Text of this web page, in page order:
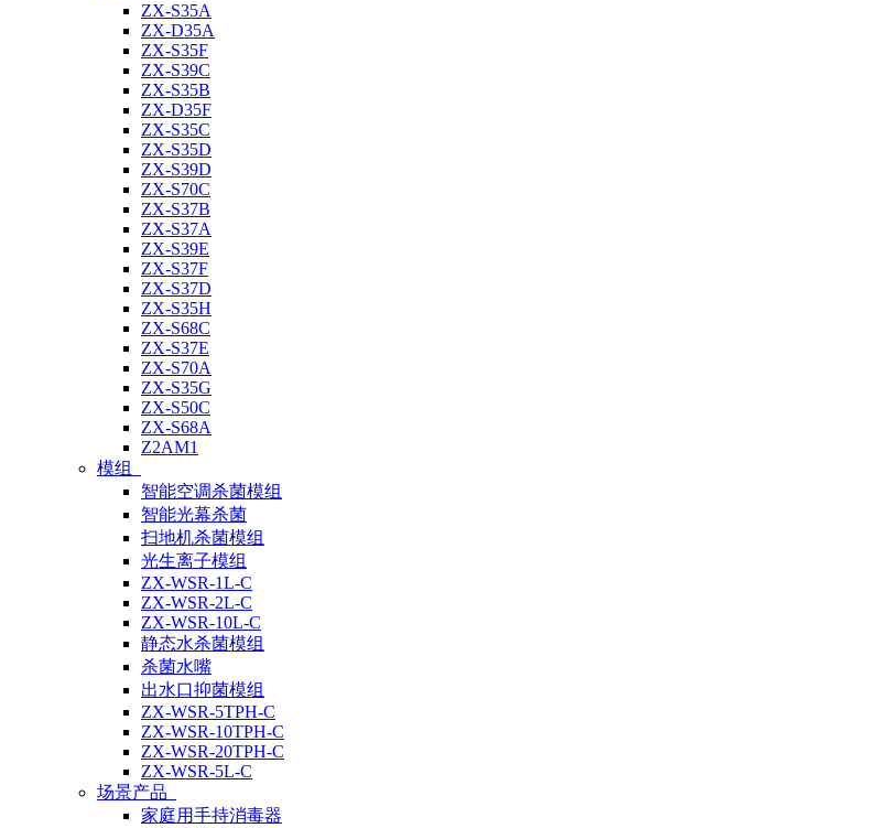
ZX-S35A
ZX-D35A
ZX-S35F
ZX-S39C
ZX-S35B
ZX-D35F
ZX-S35C
ZX-S35D
ZX-S39D
ZX-S70C
ZX-S37B
ZX-S37A
ZX-S39E
ZX-S37F
ZX-S37D
ZX-S35H
ZX-S68C
ZX-S37E
ZX-S70A
ZX-S35G
ZX-S50C
ZX-S68A
Z2AM1
模组
智能空调杀菌模组
智能光幕杀菌
扫地机杀菌模组
光生离子模组
ZX-WSR-1L-C
ZX-WSR-2L-C
ZX-WSR-10L-C
静态水杀菌模组
杀菌水嘴
出水口抑菌模组
ZX-WSR-5TPH-C
ZX-WSR-10TPH-C
ZX-WSR-20TPH-C
ZX-WSR-5L-C
场景产品
家庭用手持消毒器